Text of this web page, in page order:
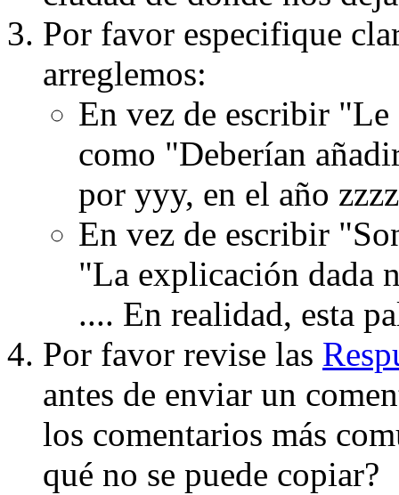
Por favor especifique
arreglemos:
En vez de escribir
como "Deberían
por yyy, en el año
En vez de escribir
"La explicación dada
.... En realidad, esta
Por favor revise las
antes de enviar un
los comentarios más
qué no se puede copiar?